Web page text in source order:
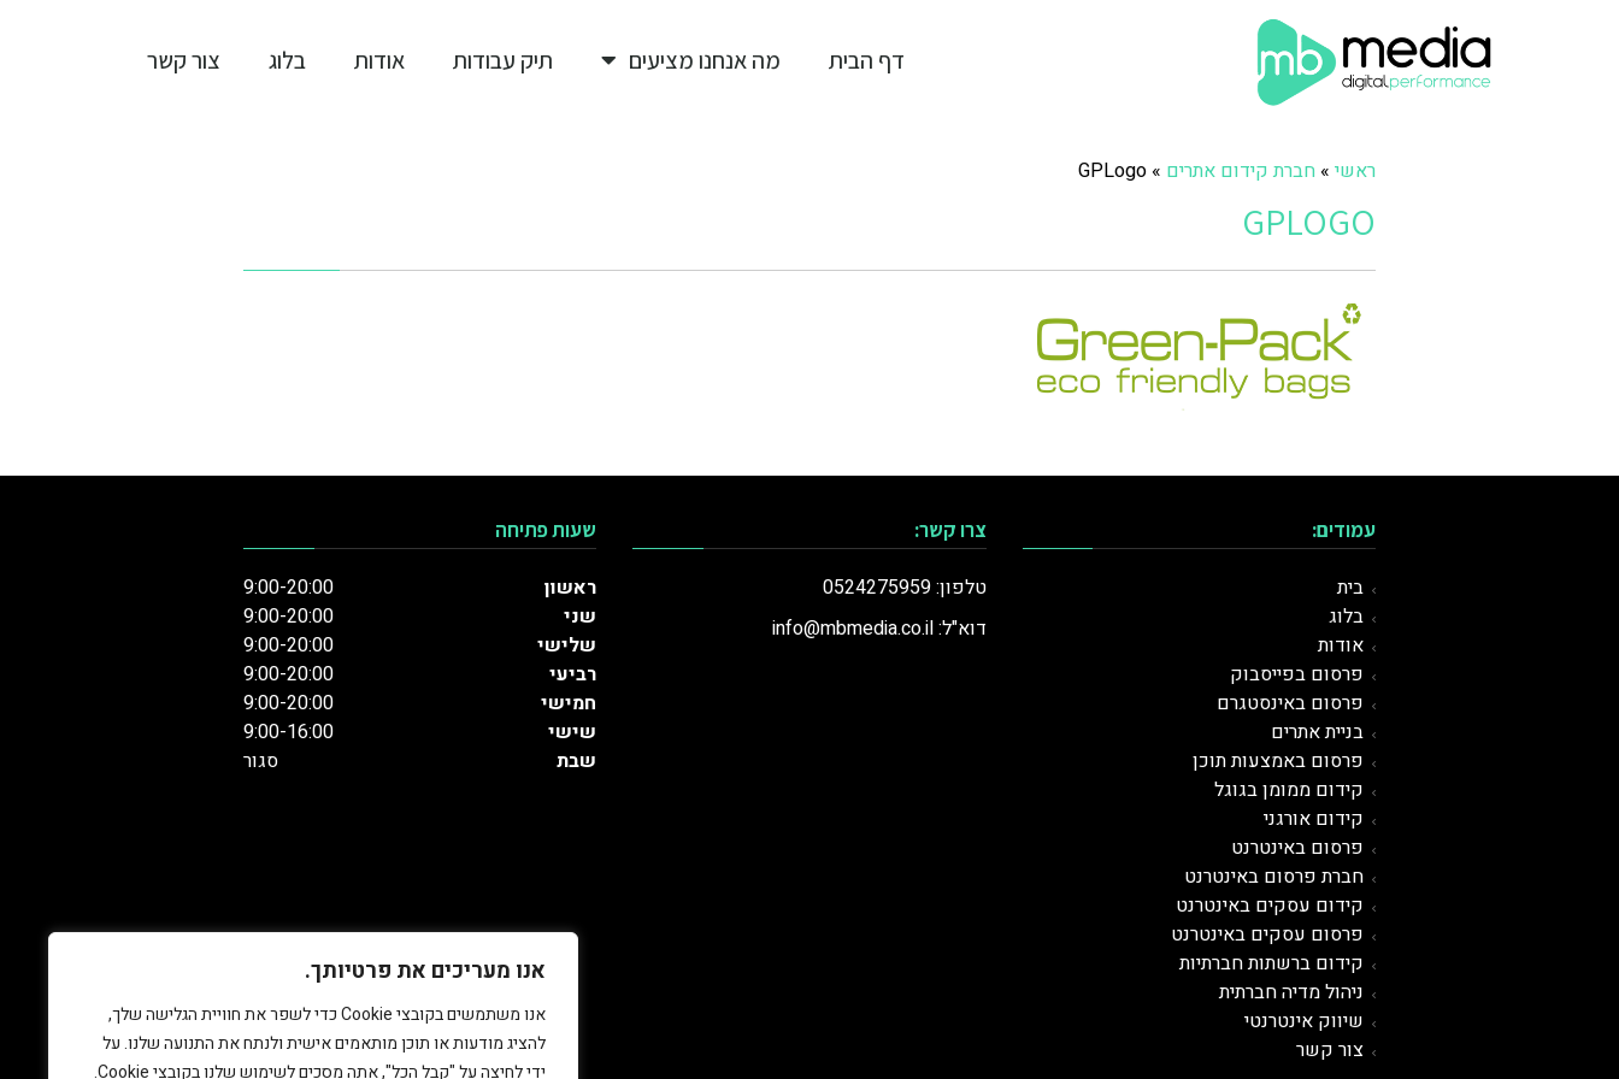
אנו מעריכים את פרטיותך.
אנו משתמשים בקובצי Cookie כדי לשפר את חוויית הגלישה שלך,
להציג מודעות או תוכן מותאמים אישית ולנתח את התנועה שלנו. על
ידי לחיצה על "קבל הכל", אתה מסכים לשימוש שלנו בקובצי Cookie.
דף הבית מה אנחנו מציעים תיק עבודות אודות בלוג צור קשר
ראשי » חברת קידום אתרים »
GPLogo
GPLOGO
עמודים:
בית
בלוג
אודות
פרסום בפייסבוק
פרסום באינסטגרם
בניית אתרים
פרסום באמצעות תוכן
קידום ממומן בגוגל
קידום אורגני
פרסום באינטרנט
חברת פרסום באינטרנט
קידום עסקים באינטרנט
פרסום עסקים באינטרנט
קידום ברשתות חברתיות
ניהול מדיה חברתית
שיווק אינטרנטי
צור קשר
צרו קשר:
טלפון: 0524275959
דוא"ל: info@mbmedia.co.il
שעות פתיחה
ראשון
9:00-20:00
שני
9:00-20:00
שלישי
9:00-20:00
רביעי
9:00-20:00
חמישי
9:00-20:00
שישי
9:00-16:00
שבת
סגור